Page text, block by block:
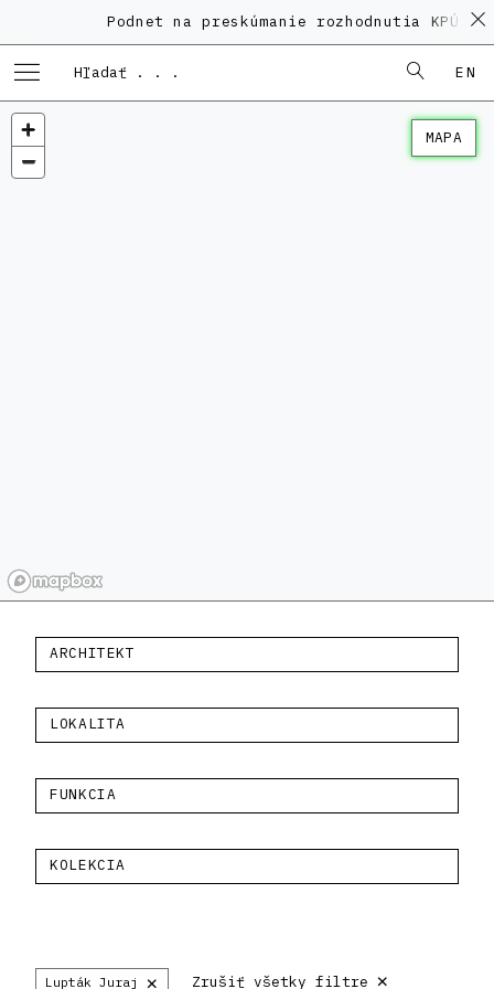
Podnet na preskúmanie rozhodnutia KPÚ
EN
MAPA
ARCHITEKT
LOKALITA
FUNKCIA
KOLEKCIA
Lupták Juraj × Zrušiť všetky filtre ×